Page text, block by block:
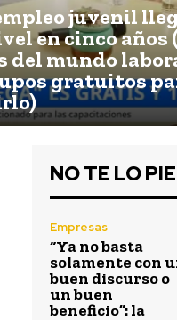
juvenil
en cinco años
del mundo
gratuitos
NO TE LO
Empresas
“Ya no basta
solamente con
buen discurso o
un buen
beneficio”: la